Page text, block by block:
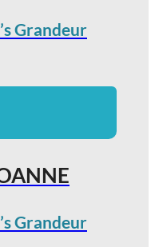
Grandeur
Grandeur